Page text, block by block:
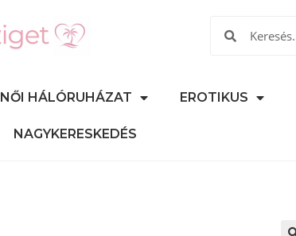
NŐI HÁLÓRUHÁZAT EROTIKUS
NAGYKERESKEDÉS